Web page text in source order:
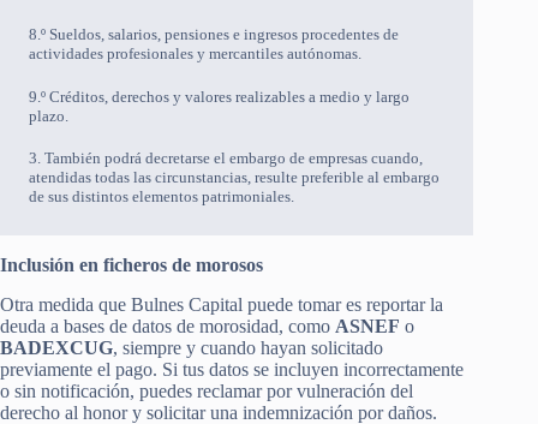
8.º Sueldos, salarios, pensiones e ingresos procedentes de
actividades profesionales y mercantiles autónomas.
9.º Créditos, derechos y valores realizables a medio y largo
plazo.
3. También podrá decretarse el embargo de empresas cuando,
atendidas todas las circunstancias, resulte preferible al embargo
de sus distintos elementos patrimoniales.
Inclusión en ficheros de morosos
Otra medida que Bulnes Capital puede tomar es reportar la
deuda a bases de datos de morosidad, como ASNEF o
BADEXCUG, siempre y cuando hayan solicitado
previamente el pago. Si tus datos se incluyen incorrectamente
o sin notificación, puedes reclamar por vulneración del
derecho al honor y solicitar una indemnización por daños.